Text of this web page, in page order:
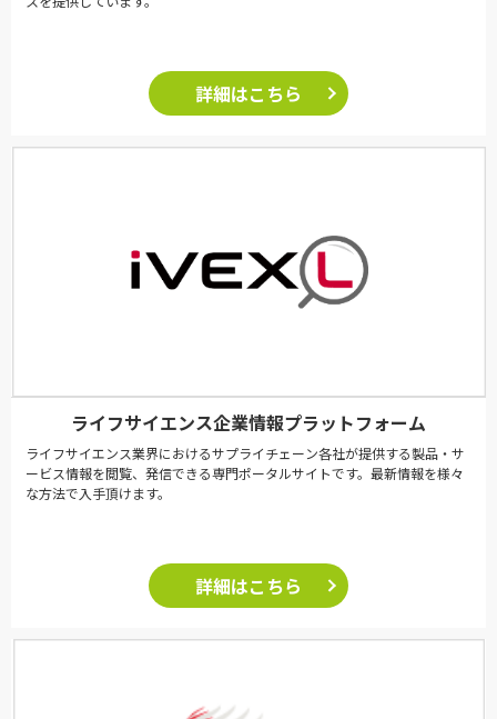
詳細はこちら
ライフサイエンス企業情報プラットフォーム
ライフサイエンス業界におけるサプライチェーン各社が提供する製品・サ
ービス情報を閲覧、発信できる専門ポータルサイトです。最新情報を様々
な方法で入手頂けます。
詳細はこちら